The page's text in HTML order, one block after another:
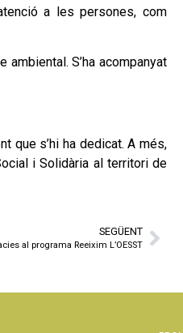
a les persones, com
S’ha acompanyat
que s’hi ha dedicat. A més,
i Solidària al territori de
SEGÜENT
al programa Reeixim L’OESST